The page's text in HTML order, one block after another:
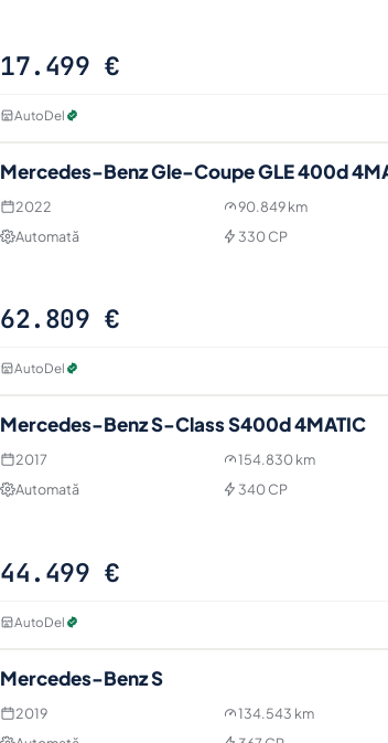
17.499 €
AutoDel
Mercedes-Benz Gle-Coupe GLE 400d
2022 90.849 km
Automată
330 CP
62.809 €
AutoDel
Mercedes-Benz S-Class S400d 4MATIC
2017 154.830 km
Automată
340 CP
44.499 €
AutoDel
Mercedes-Benz S
2019 134.543 km